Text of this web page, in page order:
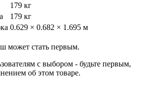
179 кг
179 кг
0.629 × 0.682 × 1.695 м
может стать первым.
с выбором - будьте первым,
об этом товаре.